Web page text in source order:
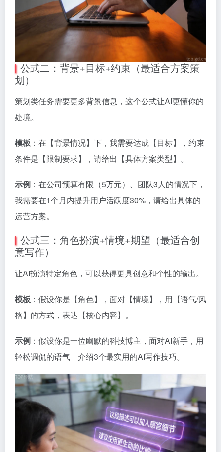
公式二：背景+目标+约束（最适合方案策
划）
策划类任务需要更多背景信息，这个公式让AI更懂你的
处境。
模板 ：在【背景情况】下，我需要达成【目标】，约束
条件是【限制要求】，请给出【具体方案类型】。
示例 ：在公司预算有限（5万元）、团队3人的情况下，
我需要在1个月内提升用户活跃度30%，请给出具体的
运营方案。
公式三：角色扮演+情境+期望（最适合创
意写作）
让AI扮演特定角色，可以获得更具创意和个性的输出。
模板 ：假设你是【角色】，面对【情境】，用【语气/风
格】的方式，表达【核心内容】。
示例 ：假设你是一位幽默的科技博主，面对AI新手，用
轻松调侃的语气，介绍3个最实用的AI写作技巧。